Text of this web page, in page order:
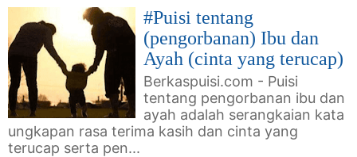
#Puisi tentang
(pengorbanan) Ibu dan
Ayah (cinta yang terucap)
Berkaspuisi.com - Puisi
tentang pengorbanan ibu dan
ayah adalah serangkaian kata
ungkapan rasa terima kasih dan cinta yang
terucap serta pen...